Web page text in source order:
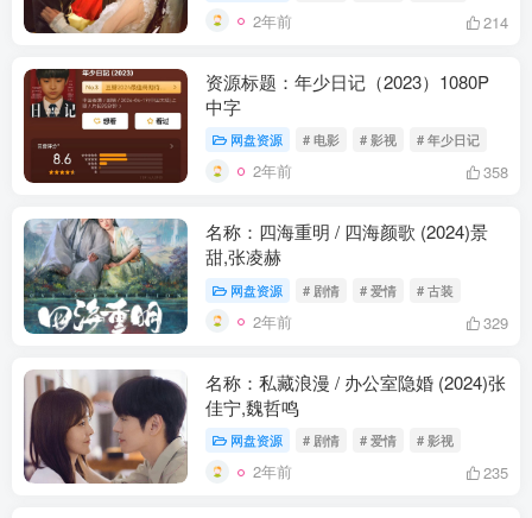
2年前 214
资源标题：年少日记（2023）1080P
中字
网盘资源 # 电影 # 影视 # 年少日记
2年前 358
名称：四海重明 / 四海颜歌 (2024)景
甜,张凌赫
网盘资源 # 剧情 # 爱情 # 古装
2年前 329
名称：私藏浪漫 / 办公室隐婚 (2024)张
佳宁,魏哲鸣
网盘资源 # 剧情 # 爱情 # 影视
2年前 235